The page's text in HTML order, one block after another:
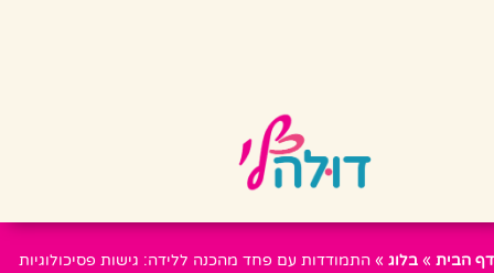
דף הבית » בלוג » התמודדות עם פחד מהכנה ללידה: גישות פסיכולוגיות